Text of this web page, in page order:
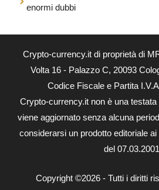
enormi dubbi
Crypto-currency.it di proprietà di
Volta 16 - Palazzo C, 20093
Codice Fiscale e Partita
Crypto-currency.it non è una
viene aggiornato senza alcuna
considerarsi un prodotto editoriale
del 07.03.2001
Copyright ©2026 - Tutti i diritti